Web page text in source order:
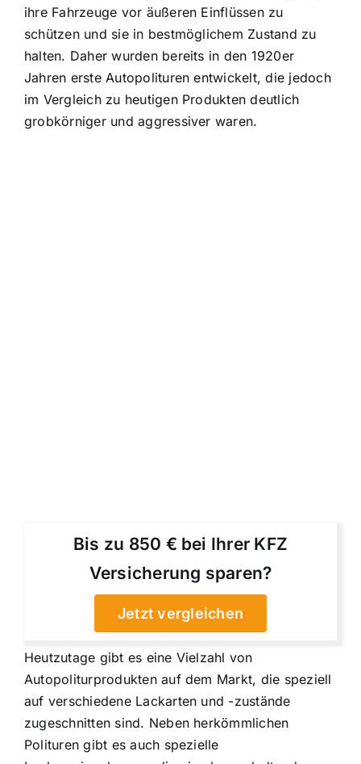
ihre Fahrzeuge vor äußeren Einflüssen zu
schützen und sie in bestmöglichem Zustand zu
halten. Daher wurden bereits in den 1920er
Jahren erste Autopolituren entwickelt, die jedoch
im Vergleich zu heutigen Produkten deutlich
grobkörniger und aggressiver waren.
Bis zu 850 € bei Ihrer KFZ
Versicherung sparen?
Jetzt vergleichen
Heutzutage gibt es eine Vielzahl von
Autopoliturprodukten auf dem Markt, die speziell
auf verschiedene Lackarten und -zustände
zugeschnitten sind. Neben herkömmlichen
Polituren gibt es auch spezielle